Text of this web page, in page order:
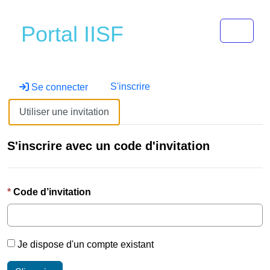
Portal IISF
Se connecter S'inscrire
Utiliser une invitation
S'inscrire avec un code d'invitation
Code d’invitation
Je dispose d'un compte existant